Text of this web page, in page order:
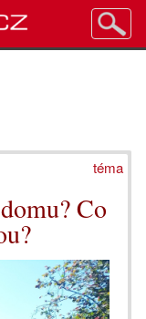
téma
Co